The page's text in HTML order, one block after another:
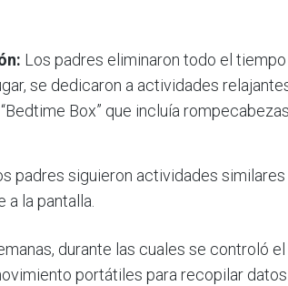
Los padres eliminaron todo el
se dedicaron a actividades
Box” que incluía
padres siguieron actividades
la pantalla.
durante las cuales se controló el
portátiles para recopilar